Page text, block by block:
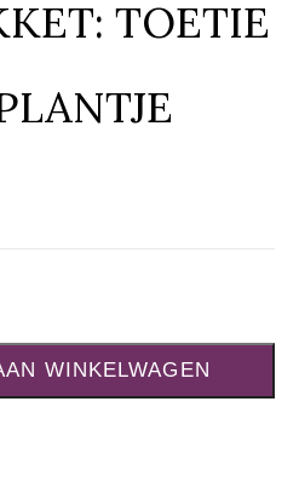
TOETIE
WINKELWAGEN